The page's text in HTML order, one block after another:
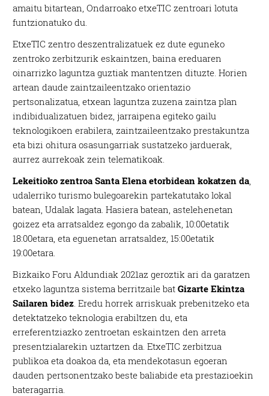
amaitu bitartean, Ondarroako etxeTIC zentroari lotuta
funtzionatuko du.
EtxeTIC zentro deszentralizatuek ez dute eguneko
zentroko zerbitzurik eskaintzen, baina ereduaren
oinarrizko laguntza guztiak mantentzen dituzte. Horien
artean daude zaintzaileentzako orientazio
pertsonalizatua, etxean laguntza zuzena zaintza plan
indibidualizatuen bidez, jarraipena egiteko gailu
teknologikoen erabilera, zaintzaileentzako prestakuntza
eta bizi ohitura osasungarriak sustatzeko jarduerak,
aurrez aurrekoak zein telematikoak.
Lekeitioko zentroa Santa Elena etorbidean kokatzen da,
udalerriko turismo bulegoarekin partekatutako lokal
batean, Udalak lagata. Hasiera batean, astelehenetan
goizez eta arratsaldez egongo da zabalik, 10:00etatik
18:00etara, eta eguenetan arratsaldez, 15:00etatik
19:00etara.
Bizkaiko Foru Aldundiak 2021az geroztik ari da garatzen
etxeko laguntza sistema berritzaile batGizarte Ekintza
Sailaren bidez. Eredu horrek arriskuak prebenitzeko eta
detektatzeko teknologia erabiltzen du, eta
erreferentziazko zentroetan eskaintzen den arreta
presentzialarekin uztartzen da. EtxeTIC zerbitzua
publikoa eta doakoa da, eta mendekotasun egoeran
dauden pertsonentzako beste baliabide eta prestazioekin
bateragarria.